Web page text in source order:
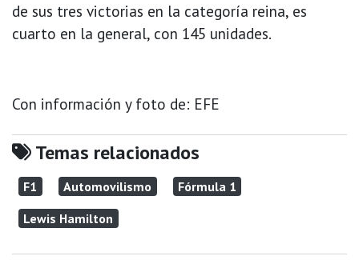
de sus tres victorias en la categoría reina, es
cuarto en la general, con 145 unidades.
Con información y foto de: EFE
Temas relacionados
F1 Automovilismo
Fórmula 1
Lewis Hamilton